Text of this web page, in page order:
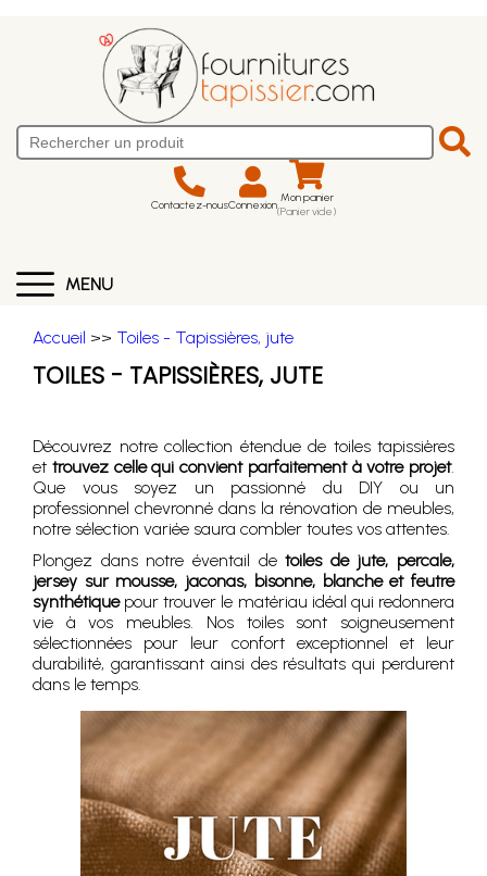
Contactez-nousConnexion Mon panier
(Panier vide)
MENU
Accueil >> Toiles - Tapissières, jute
TOILES - TAPISSIÈRES, JUTE
Découvrez notre collection étendue de toiles tapissières
et trouvez celle qui convient parfaitement à votre projet.
Que vous soyez un passionné du DIY ou un
professionnel chevronné dans la rénovation de meubles,
notre sélection variée saura combler toutes vos attentes.
Plongez dans notre éventail detoiles de jute, percale,
jersey sur mousse, jaconas, bisonne, blanche et feutre
synthétiquepour trouver le matériau idéal qui redonnera
vie à vos meubles. Nos toiles sont soigneusement
sélectionnées pour leur confort exceptionnel et leur
durabilité, garantissant ainsi des résultats qui perdurent
dans le temps.